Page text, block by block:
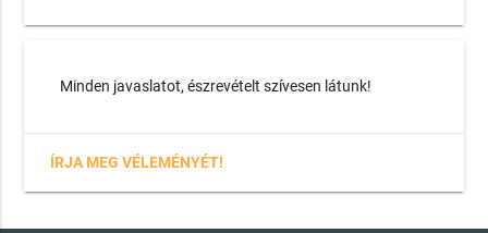
Minden javaslatot, észrevételt szívesen látunk!
ÍRJA MEG VÉLEMÉNYÉT!